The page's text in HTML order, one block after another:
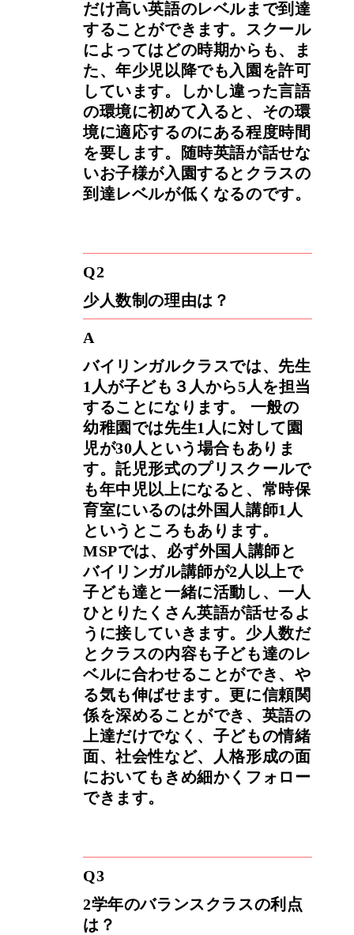
だけ高い英語のレベルまで到達
することができます。スクール
によってはどの時期からも、ま
た、年少児以降でも入園を許可
しています。しかし違った言語
の環境に初めて入ると、その環
境に適応するのにある程度時間
を要します。随時英語が話せな
いお子様が入園するとクラスの
到達レベルが低くなるのです。
Q2
少人数制の理由は？
A
バイリンガルクラスでは、先生
1人が子ども３人から5人を担当
することになります。 一般の
幼稚園では先生1人に対して園
児が30人という場合もありま
す。託児形式のプリスクールで
も年中児以上になると、常時保
育室にいるのは外国人講師1人
というところもあります。
MSPでは、必ず外国人講師と
バイリンガル講師が2人以上で
子ども達と一緒に活動し、一人
ひとりたくさん英語が話せるよ
うに接していきます。少人数だ
とクラスの内容も子ども達のレ
ベルに合わせることができ、や
る気も伸ばせます。更に信頼関
係を深めることができ、英語の
上達だけでなく、子どもの情緒
面、社会性など、人格形成の面
においてもきめ細かくフォロー
できます。
Q3
2学年のバランスクラスの利点
は？